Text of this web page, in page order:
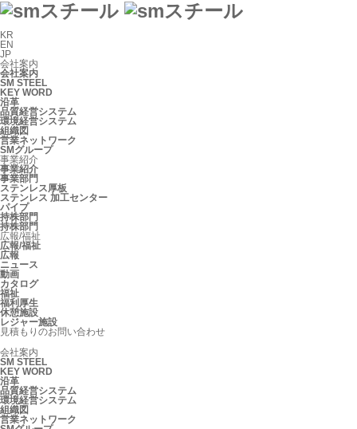
KR
EN
JP
会社案内
会社案内
SM STEEL
KEY WORD
沿革
品質経営システム
環境経営システム
組織図
営業ネットワーク
SMグループ
事業紹介
事業紹介
事業部門
ステンレス厚板
ステンレス 加工センター
パイプ
持株部門
持株部門
広報/福祉
広報/福祉
広報
ニュース
動画
カタログ
福祉
福利厚生
休憩施設
レジャー施設
見積もりのお問い合わせ
会社案内
SM STEEL
KEY WORD
沿革
品質経営システム
環境経営システム
組織図
営業ネットワーク